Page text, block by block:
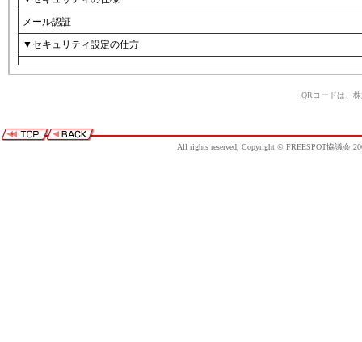
メール認証
▼セキュリティ設定の仕方
QRコードは、
All rights reserved, Copyright © FREESPOT協議会